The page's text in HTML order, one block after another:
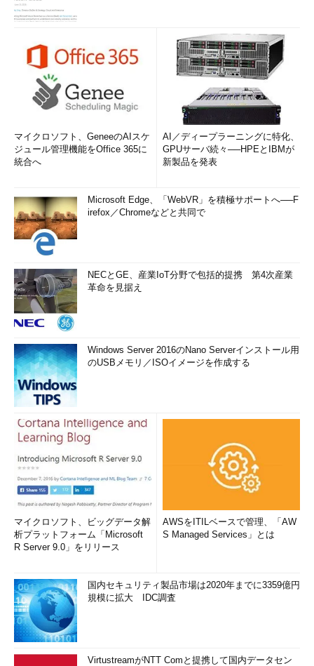
マイクロソフト、GeneeのAIスケ
ジュール管理機能をOffice 365に
統合へ
AI／ディープラーニングに特化、
GPUサーバ続々──HPEとIBMが
新製品を発表
Microsoft Edge、「WebVR」を積極サポートへ──F
irefox／Chromeなどと共同で
NECとGE、産業IoT分野で包括的提携 第4次産業
革命を見据え
Windows Server 2016のNano Serverインストール用
のUSBメモリ／ISOイメージを作成する
マイクロソフト、ビッグデータ解
析プラットフォーム「Microsoft
R Server 9.0」をリリース
AWSをITILベースで管理、「AW
S Managed Services」とは
国内セキュリティ製品市場は2020年までに3359億円
規模に拡大 IDC調査
VirtustreamがNTT Comと提携して国内データセン